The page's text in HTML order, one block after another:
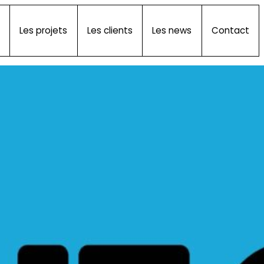
Les projets Les clients Les news Contact